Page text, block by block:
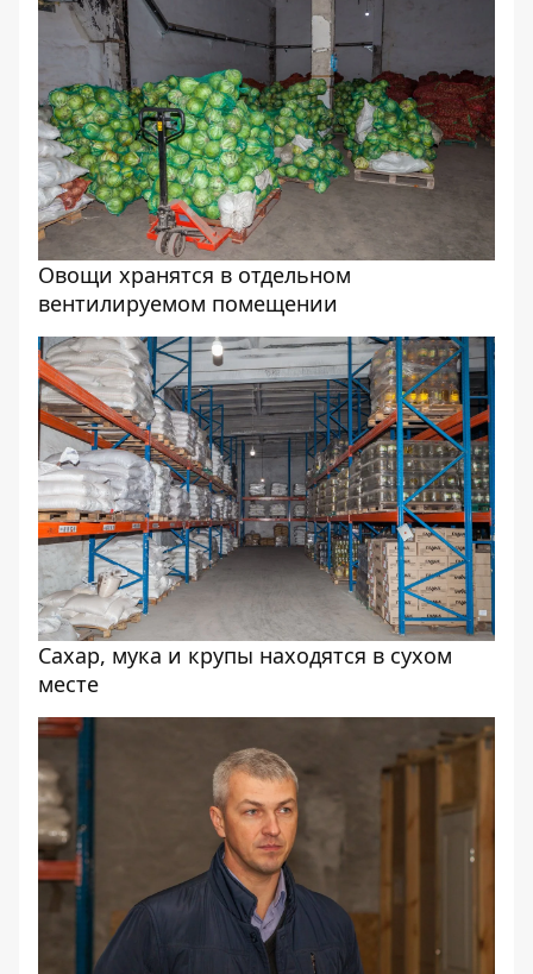
Овощи хранятся в отдельном
вентилируемом помещении
Сахар, мука и крупы находятся в сухом
месте